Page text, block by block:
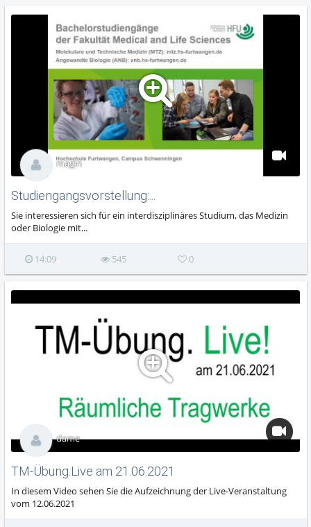
Studiengangsvorstellung:...
Sie interessieren sich für ein interdisziplinäres Studium, das Medizin
oder Biologie mit...
magin
14:09 545 0
TM-Übung.Live am 21.06.2021
In diesem Video sehen Sie die Aufzeichnung der Live-Veranstaltung
vom 12.06.2021
dame